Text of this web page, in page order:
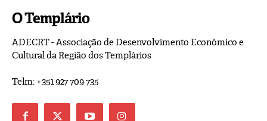
O Templário
ADECRT - Associação de Desenvolvimento Económico e
Cultural da Região dos Templários
Telm: +351 927 709 735